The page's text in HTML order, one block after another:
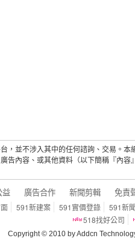
，並不涉入其中的任何諮詢、交易。
告內容、或其他資料（以下簡稱『內
益 廣告合作 新聞剪輯 免責
591新建案 591實價登錄 591新聞
518找好公司
Copyright © 2010 by Addcn